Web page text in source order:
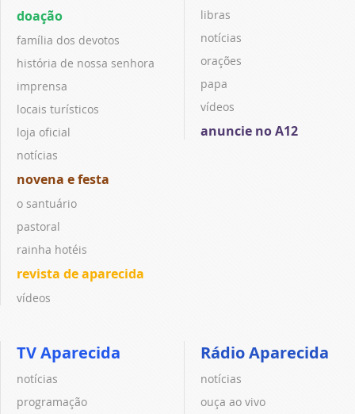
doação
família dos devotos
história de nossa senhora
imprensa
locais turísticos
loja oficial
notícias
novena e festa
o santuário
pastoral
rainha hotéis
revista de aparecida
vídeos
libras
notícias
orações
papa
vídeos
anuncie no A12
TV Aparecida
notícias
programação
Rádio Aparecida
notícias
ouça ao vivo